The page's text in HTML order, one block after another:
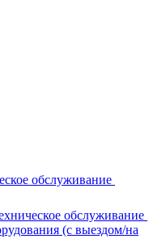
обслуживание
обслуживание
(с выездом/на